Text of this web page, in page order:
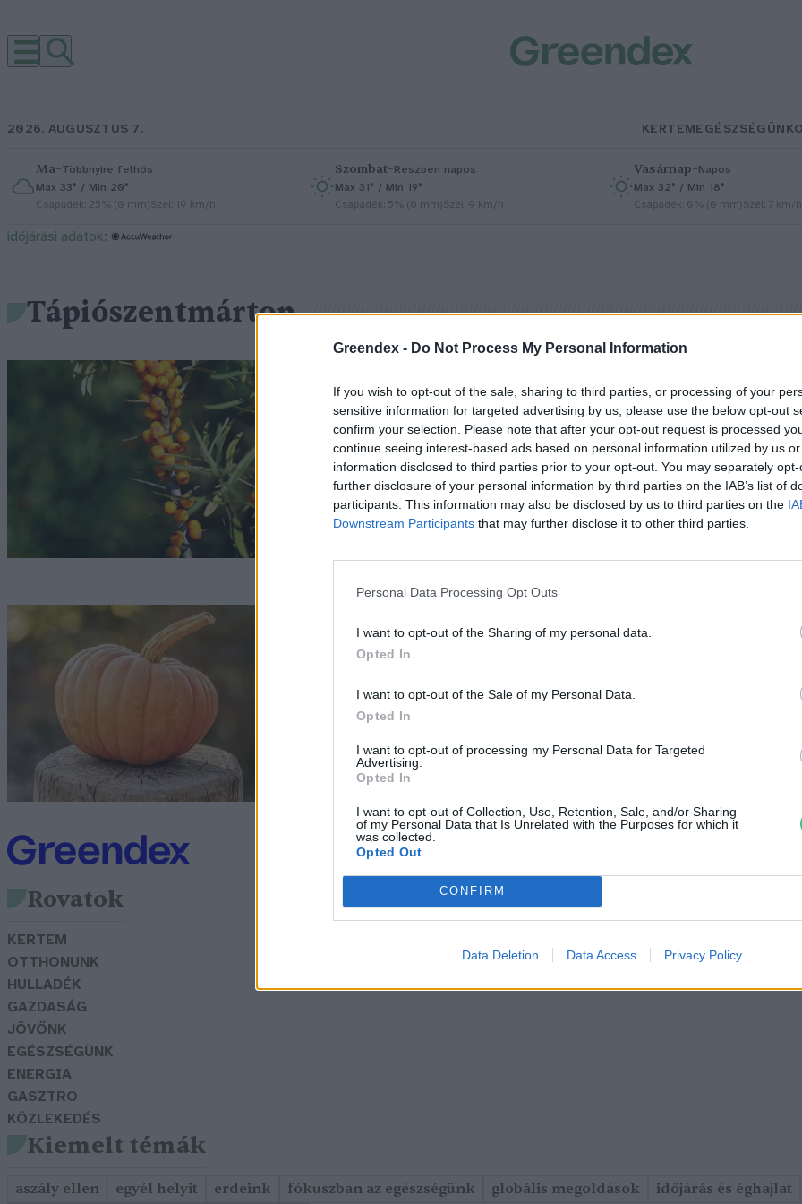
Greendex - Do Not Process My Personal Information
If you wish to opt-out of the sale, sharing to third parties, or processing of your
sensitive information for targeted advertising by us, please use the below opt-out
confirm your selection. Please note that after your opt-out request is processed
continue seeing interest-based ads based on personal information utilized by us
information disclosed to third parties prior to your opt-out. You may separately
further disclosure of your personal information by third parties on the IAB’s list of
participants. This information may also be disclosed by us to third parties on the
Downstream Participants that may further disclose it to other third parties.
Personal Data Processing Opt Outs
I want to opt-out of the Sharing of my personal data.
Opted In
I want to opt-out of the Sale of my Personal Data.
Opted In
I want to opt-out of processing my Personal Data for Targeted
Advertising.
Opted In
I want to opt-out of Collection, Use, Retention, Sale, and/or Sharing
of my Personal Data that Is Unrelated with the Purposes for which it
was collected.
Opted Out
CONFIRM
Data Deletion Data Access Privacy Policy
2026. AUGUSZTUS 7. KERTEMEGÉSZSÉGÜNK
Ma–Többnyire felhős
Max 33° / Min 20°
Csapadék: 25% (0 mm)Szél: 19 km/h
Szombat–Részben napos
Max 31° / Min 19°
Csapadék: 5% (0 mm)Szél: 9 km/h
Vasárnap–Napos
Max 32° / Min 18°
Csapadék: 0% (0 mm)Szél: 7 km/h
időjárási adatok:
Tápiószentmárton
homoktövist
Greendex Szemle
Magyar rekord lett a
tápiószentmártoni óriástök
Rovatok
KERTEM
OTTHONUNK
HULLADÉK
GAZDASÁG
JÖVŐNK
EGÉSZSÉGÜNK
ENERGIA
GASZTRO
KÖZLEKEDÉS
Kiemelt témák
aszály ellen egyél helyit erdeink fókuszban az egészségünk globális megoldások időjárás és éghajlat